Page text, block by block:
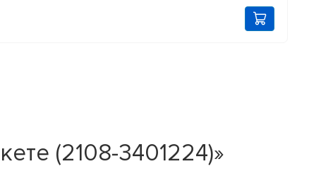
(2108-3401224)»